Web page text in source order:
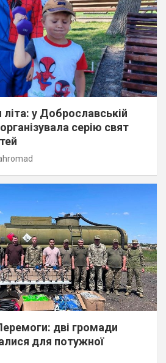
у Доброславській
серію свят
дві громади
для потужної